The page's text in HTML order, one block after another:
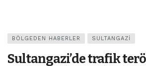
BÖLGEDEN HABERLER SULTANGAZI
Sultangazi’de trafik